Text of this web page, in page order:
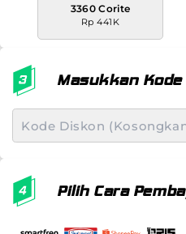
3360 Corite
Rp 441K
Masukkan
Pilih Cara